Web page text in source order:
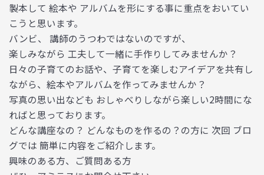
製本して 絵本や アルバムを形にする事に重点をおいてい
こうと思います。
バンビ、 講師のうつわではないのですが、
楽しみながら 工夫して一緒に手作りしてみませんか？
日々の子育てのお話や、子育てを楽しむアイデアを共有し
ながら、絵本やアルバムを作ってみませんか？
写真の思い出なども おしゃべりしながら楽しい2時間にな
ればと思っております。
どんな講座なの？ どんなものを作るの？の方に 次回 ブロ
グでは 簡単に内容をご紹介します。
興味のある方、ご質問ある方